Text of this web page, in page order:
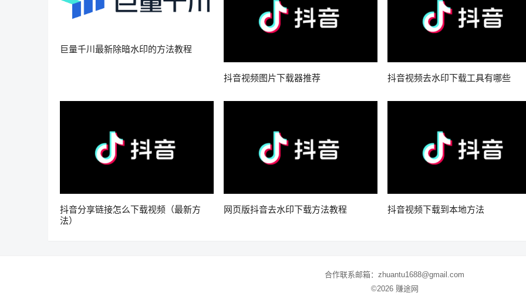
巨量千川最新除暗水印的方法教程
抖音视频图片下载器推荐 抖音视频去水印下载工具有哪些
抖音分享链接怎么下载视频（最新方
法）
网页版抖音去水印下载方法教程 抖音视频下载到本地方法
合作联系邮箱：zhuantu1688@gmail.com
©2026 赚途网